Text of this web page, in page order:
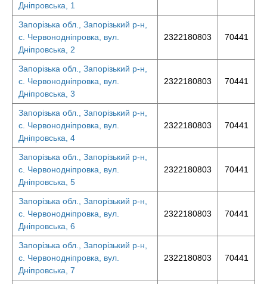
Дніпровська, 1
Запорізька обл., Запорізький р-н,
с. Червонодніпровка, вул.
Дніпровська, 2
2322180803 70441
Запорізька обл., Запорізький р-н,
с. Червонодніпровка, вул.
Дніпровська, 3
2322180803 70441
Запорізька обл., Запорізький р-н,
с. Червонодніпровка, вул.
Дніпровська, 4
2322180803 70441
Запорізька обл., Запорізький р-н,
с. Червонодніпровка, вул.
Дніпровська, 5
2322180803 70441
Запорізька обл., Запорізький р-н,
с. Червонодніпровка, вул.
Дніпровська, 6
2322180803 70441
Запорізька обл., Запорізький р-н,
с. Червонодніпровка, вул.
Дніпровська, 7
2322180803 70441